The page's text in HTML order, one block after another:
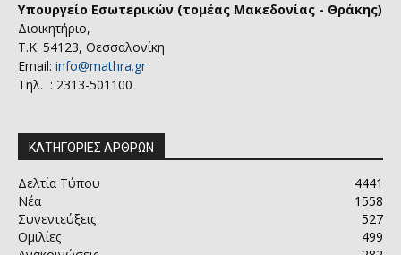
Υπουργείο Εσωτερικών (τομέας Μακεδονίας - Θράκης)
Διοικητήριο,
Τ.Κ. 54123, Θεσσαλονίκη
Email: info@mathra.gr
Τηλ. : 2313-501100
ΚΑΤΗΓΟΡΙΕΣ ΑΡΘΡΩΝ
Δελτία Τύπου
4441
Νέα
1558
Συνεντεύξεις
527
Ομιλίες
499